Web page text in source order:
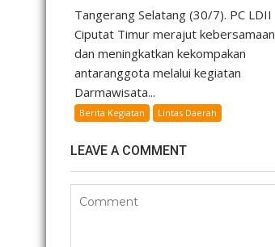
Tangerang Selatang (30/7). PC LDII
Ciputat Timur merajut kebersamaan
dan meningkatkan kekompakan
antaranggota melalui kegiatan
Darmawisata...
Berita Kegiatan Lintas Daerah
LEAVE A COMMENT